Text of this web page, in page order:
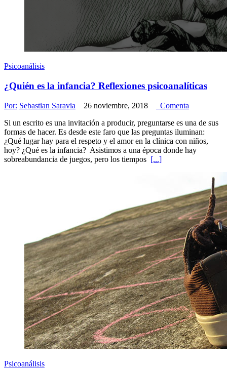
Psicoanálisis
¿Quién es la infancia? Reflexiones psicoanalíticas
Por: Sebastian Saravia 26 noviembre, 2018
Comenta
Si un escrito es una invitación a producir, preguntarse es una de sus
formas de hacer. Es desde este faro que las preguntas iluminan:
¿Qué lugar hay para el respeto y el amor en la clínica con niños,
hoy? ¿Qué es la infancia? Asistimos a una época donde hay
sobreabundancia de juegos, pero los tiempos [...]
Psicoanálisis